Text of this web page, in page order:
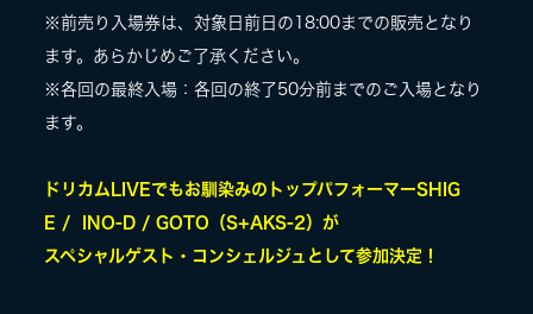
※前売り入場券は、対象日前日の18:00までの販売となり
ます。あらかじめご了承ください。
※各回の最終入場：各回の終了50分前までのご入場となり
ます。
ドリカムLIVEでもお馴染みのトップパフォーマーSHIG
E / INO-D / GOTO（S+AKS-2）が
スペシャルゲスト・コンシェルジュとして参加決定！